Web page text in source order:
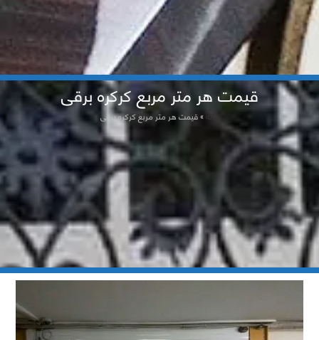
قیمت هر متر مربع کرکره برقی
خانه»قیمت هر متر مربع کرکره برقی